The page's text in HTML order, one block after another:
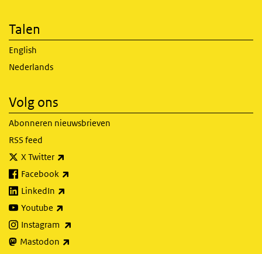
Talen
English
Nederlands
Volg ons
Abonneren nieuwsbrieven
RSS feed
X Twitter
Facebook
LinkedIn
Youtube
Instagram
Mastodon